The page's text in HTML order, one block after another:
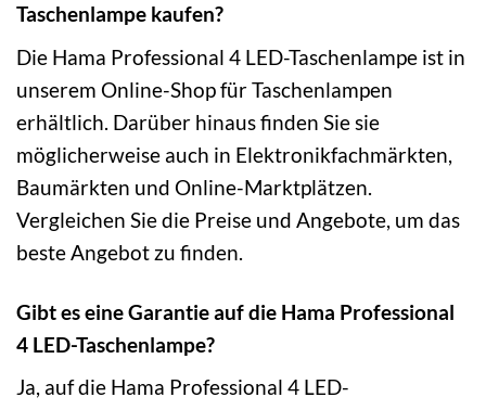
Taschenlampe kaufen?
Die Hama Professional 4 LED-Taschenlampe ist in
unserem Online-Shop für Taschenlampen
erhältlich. Darüber hinaus finden Sie sie
möglicherweise auch in Elektronikfachmärkten,
Baumärkten und Online-Marktplätzen.
Vergleichen Sie die Preise und Angebote, um das
beste Angebot zu finden.
Gibt es eine Garantie auf die Hama Professional
4 LED-Taschenlampe?
Ja, auf die Hama Professional 4 LED-